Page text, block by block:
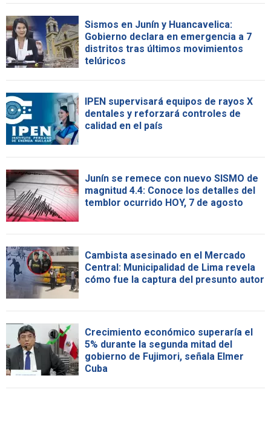
Sismos en Junín y Huancavelica:
Gobierno declara en emergencia a 7
distritos tras últimos movimientos
telúricos
IPEN supervisará equipos de rayos X
dentales y reforzará controles de
calidad en el país
Junín se remece con nuevo SISMO de
magnitud 4.4: Conoce los detalles del
temblor ocurrido HOY, 7 de agosto
Cambista asesinado en el Mercado
Central: Municipalidad de Lima revela
cómo fue la captura del presunto autor
Crecimiento económico superaría el
5% durante la segunda mitad del
gobierno de Fujimori, señala Elmer
Cuba